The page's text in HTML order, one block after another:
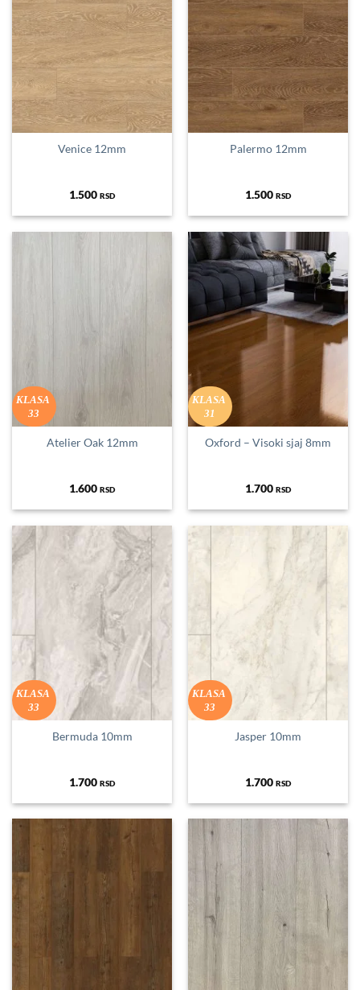
Venice 12mm
1.500 RSD
Palermo 12mm
1.500 RSD
KLASA
33
Atelier Oak 12mm
1.600 RSD
KLASA
31
Oxford – Visoki sjaj 8mm
1.700 RSD
KLASA
33
Bermuda 10mm
1.700 RSD
KLASA
33
Jasper 10mm
1.700 RSD